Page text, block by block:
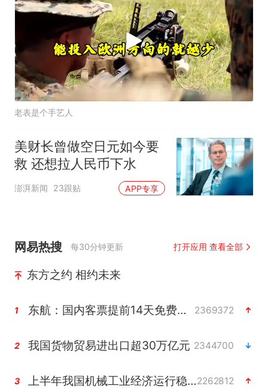
老表是个手艺人
美财长曾做空日元如今要
救 还想拉人民币下水
澎湃新闻 23跟贴 APP专享
网易热搜 每30分钟更新 打开应用 查看全部
东方之约 相约未来
1 东航：国内客票提前14天免费退改 2369372
2 我国货物贸易进出口超30万亿元 2344700
3 上半年我国机械工业经济运行稳中有进2262812